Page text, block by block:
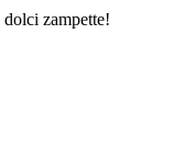
zampette!